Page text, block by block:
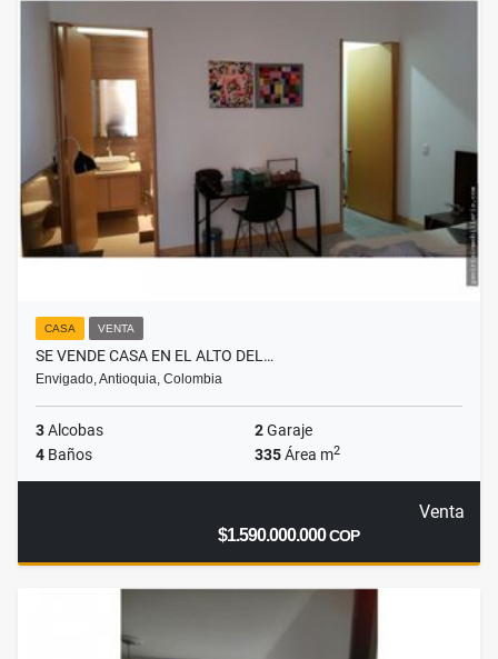
CASA VENTA
SE VENDE CASA EN EL ALTO DEL…
Envigado, Antioquia, Colombia
3Alcobas 2Garaje
4 Baños 335Área m2
Venta
$1.590.000.000COP